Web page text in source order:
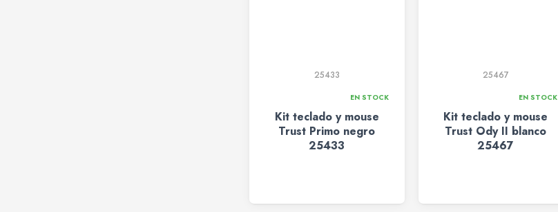
25433
EN STOCK
Kit teclado y mouse
Trust Primo negro
25433
25467
EN STOCK
Kit teclado y mouse
Trust Ody II blanco
25467